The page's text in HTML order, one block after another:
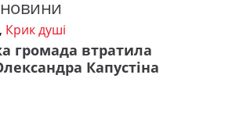
, Крик душі
громада втратила
Капустіна